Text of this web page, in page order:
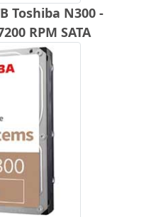
Toshiba N300 -
RPM SATA